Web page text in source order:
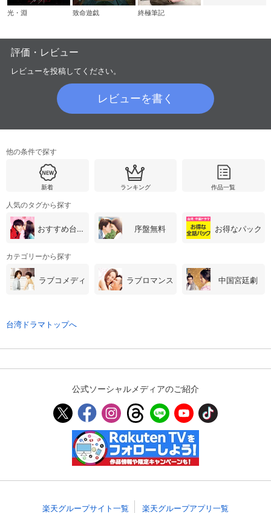
光・淵 致命遊戯 終極筆記
評価・レビュー
レビューを投稿してください。
レビューを書く
他の条件で探す
新着 ランキング 作品一覧
人気のタグから探す
おすすめ台湾・中国ドラマ 序盤無料 お得なパック
カテゴリーから探す
ラブコメディ ラブロマンス 中国宮廷劇
台湾ドラマトップへ
公式ソーシャルメディアのご紹介
楽天グループサイト一覧 楽天グループアプリ一覧